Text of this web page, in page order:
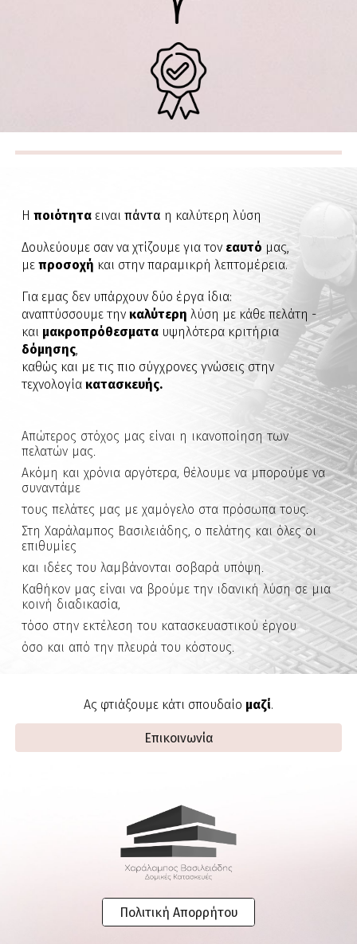
Ηποιότητα ειναιπάντα η καλύτερη λύση
Δουλεύουμε σαν να χτίζουμε για τον εαυτό μας,
μεπροσοχή και στην παραμικρή λεπτομέρεια.
Για εμας δεν υπάρχουν δύο έργα ίδια:
αναπτύσσουμε τηνκαλύτερηλύση με κάθε πελάτη -
και μακροπρόθεσματα υψηλότερα κριτήρια
δόμησης,
καθώς και με τις πιο σύγχρονες γνώσεις στην
τεχνολογίακατασκευής.
Απώτερος στόχος μας είναι η ικανοποίηση των
πελατών μας.
Ακόμη και χρόνια αργότερα, θέλουμε να μπορούμε να
συναντάμε
τους πελάτες μας με χαμόγελο στα πρόσωπα τους.
Στη Χαράλαμπος Βασιλειάδης, ο πελάτης και όλες οι
επιθυμίες
και ιδέες του λαμβάνονται σοβαρά υπόψη.
Καθήκον μας είναι να βρούμε την ιδανική λύση σε μια
κοινή διαδικασία,
τόσο στην εκτέλεση του κατασκευαστικού έργου
όσο και από την πλευρά του κόστους.
Ας φτιάξουμε κάτι σπουδαίο μαζί.
Επικοινωνία
Πολιτική Απορρήτου